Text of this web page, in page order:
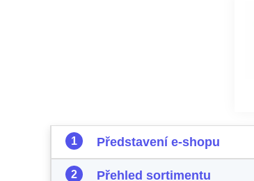
Představení e-shopu
Přehled sortimentu